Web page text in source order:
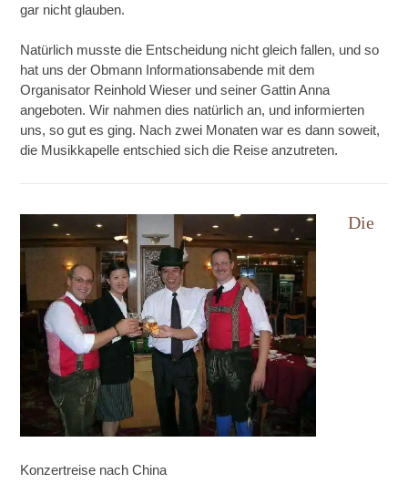
gar nicht glauben.
Natürlich musste die Entscheidung nicht gleich fallen, und so
hat uns der Obmann Informationsabende mit dem
Organisator Reinhold Wieser und seiner Gattin Anna
angeboten. Wir nahmen dies natürlich an, und informierten
uns, so gut es ging. Nach zwei Monaten war es dann soweit,
die Musikkapelle entschied sich die Reise anzutreten.
Konzertreise nach China
Die